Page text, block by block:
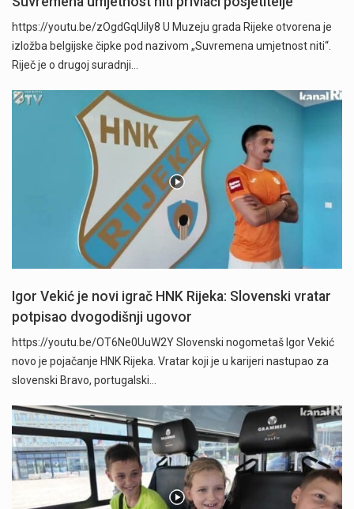
https://youtu.be/zOgdGqUily8 U Muzeju grada Rijeke otvorena je
izložba belgijske čipke pod nazivom „Suvremena umjetnost niti“.
Riječ je o drugoj suradnji…
Igor Vekić je novi igrač HNK Rijeka: Slovenski vratar
potpisao dvogodišnji ugovor
https://youtu.be/OT6Ne0UuW2Y Slovenski nogometaš Igor Vekić
novo je pojačanje HNK Rijeka. Vratar koji je u karijeri nastupao za
slovenski Bravo, portugalski…